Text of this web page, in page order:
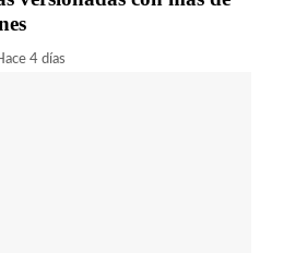
4 días